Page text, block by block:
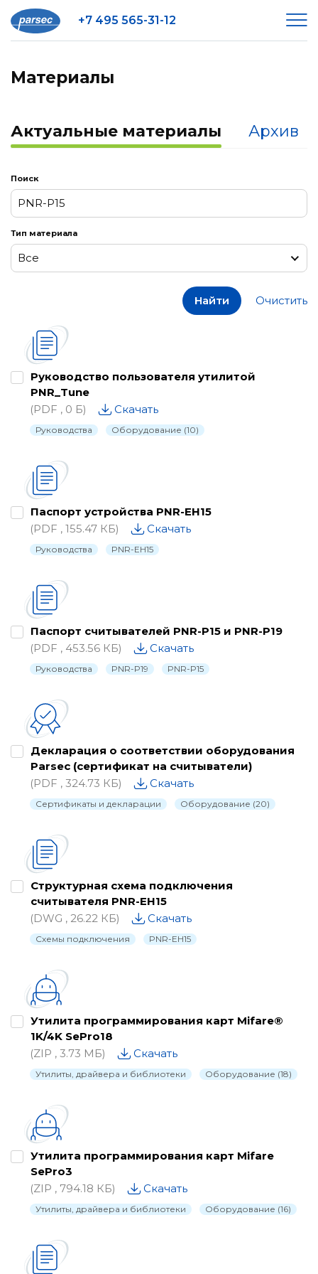
+7 495 565-31-12
Материалы
Актуальные материалы Архив
Поиск
Тип материала
Все
Каталог
Паспорта
Письма о снятии с производства
Рекламные материалы
Руководства
Сертификаты и декларации
Схемы подключения
Утилиты, драйвера и библиотеки
Найти Очистить
Руководство пользователя утилитой
PNR_Tune
(PDF , 0 Б)
Скачать
Руководства Оборудование (10)
Паспорт устройства PNR-EH15
(PDF , 155.47 КБ)
Скачать
Руководства PNR-EH15
Паспорт считывателей PNR-P15 и PNR-P19
(PDF , 453.56 КБ)
Скачать
Руководства PNR-P19 PNR-P15
Декларация о соответствии оборудования
Parsec (сертификат на считыватели)
(PDF , 324.73 КБ)
Скачать
Сертификаты и декларации Оборудование (20)
Структурная схема подключения
считывателя PNR-EH15
(DWG , 26.22 КБ)
Скачать
Схемы подключения PNR-EH15
Утилита программирования карт Mifare®
1K/4K SePro18
(ZIP , 3.73 МБ)
Скачать
Утилиты, драйвера и библиотеки Оборудование (18)
Утилита программирования карт Mifare
SePro3
(ZIP , 794.18 КБ)
Скачать
Утилиты, драйвера и библиотеки Оборудование (16)